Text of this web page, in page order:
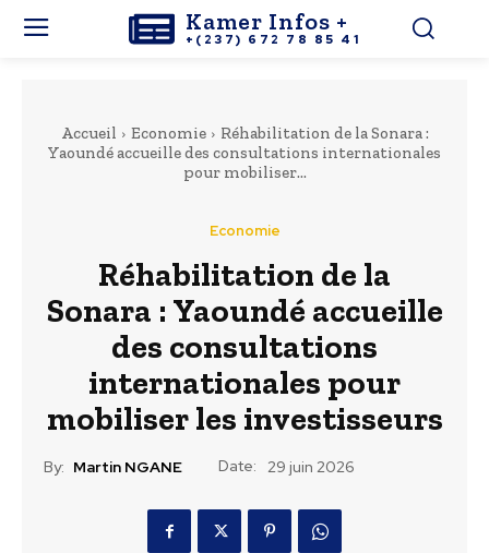
Kamer Infos +
+(237) 672 78 85 41
Accueil Economie
Réhabilitation de la Sonara :
Yaoundé accueille des consultations internationales
pour mobiliser...
Economie
Réhabilitation de la
Sonara : Yaoundé accueille
des consultations
internationales pour
mobiliser les investisseurs
By: Martin NGANE Date: 29 juin 2026